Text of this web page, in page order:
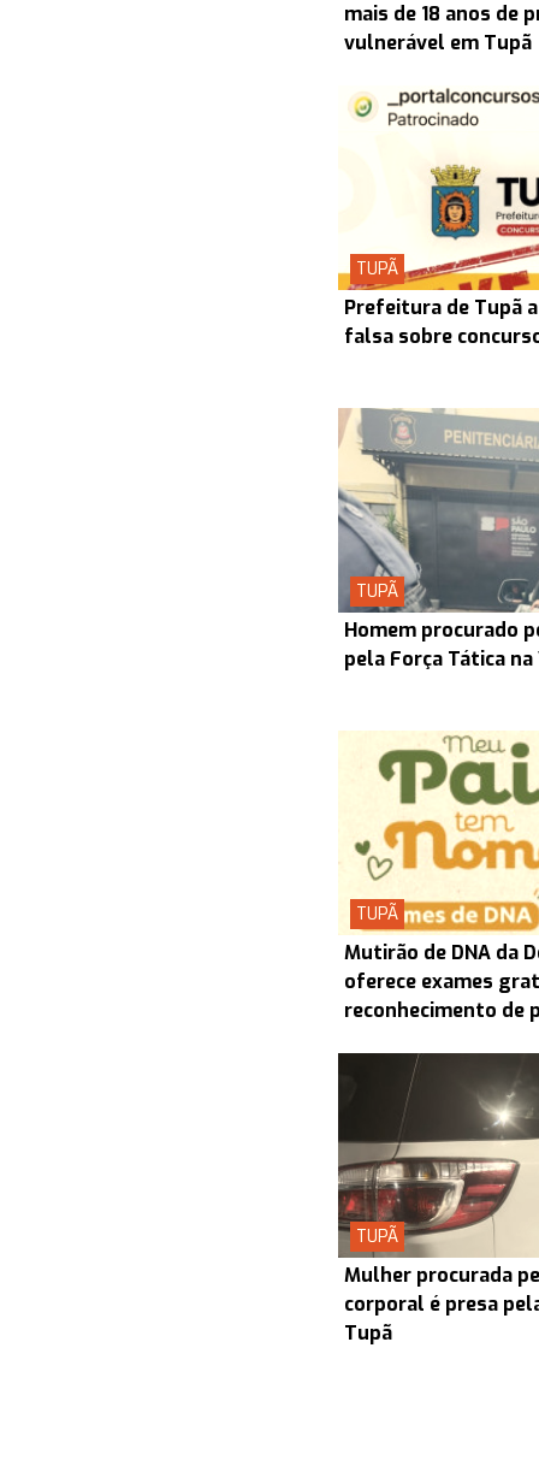
mais de 18 anos de
vulnerável em Tupã
TUPÃ
Prefeitura de Tupã
falsa sobre
TUPÃ
Homem procurado
pela Força Tática
TUPÃ
Mutirão de DNA da
oferece exames
reconhecimento de
TUPÃ
Mulher procurada
corporal é presa
Tupã